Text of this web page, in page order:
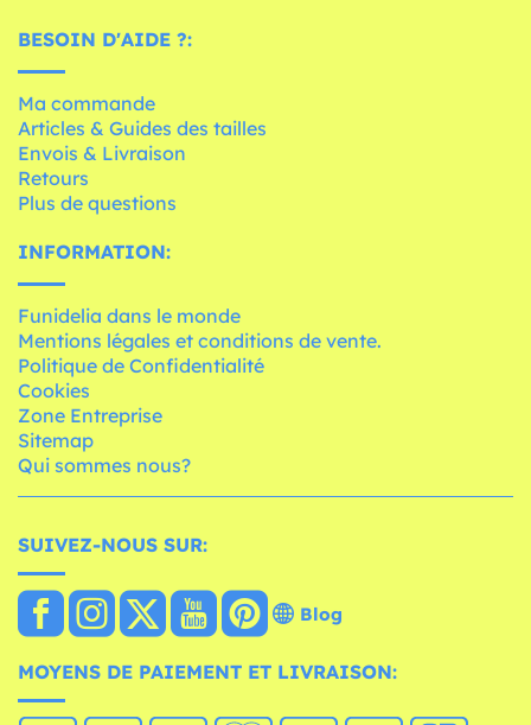
BESOIN D'AIDE ?:
Ma commande
Articles & Guides des tailles
Envois & Livraison
Retours
Plus de questions
INFORMATION:
Funidelia dans le monde
Mentions légales et conditions de vente.
Politique de Confidentialité
Cookies
Zone Entreprise
Sitemap
Qui sommes nous?
SUIVEZ-NOUS SUR:
Blog
MOYENS DE PAIEMENT ET LIVRAISON: